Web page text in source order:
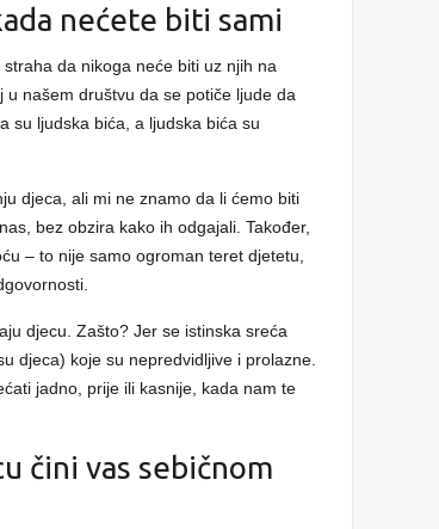
nećete biti sami
da nikoga neće biti uz njih na
našem društvu da se potiče ljude da
su ljudska bića, a ljudska bića su
djeca, ali mi ne znamo da li ćemo biti
bez obzira kako ih odgajali. Također,
– to nije samo ogroman teret djetetu,
djecu. Zašto? Jer se istinska sreća
djeca) koje su nepredvidljive i prolazne.
jadno, prije ili kasnije, kada nam te
čini vas sebičnom